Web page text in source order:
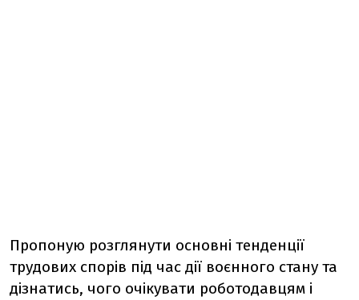
Пропоную розглянути основні тенденції
трудових спорів під час дії воєнного стану та
дізнатись, чого очікувати роботодавцям і